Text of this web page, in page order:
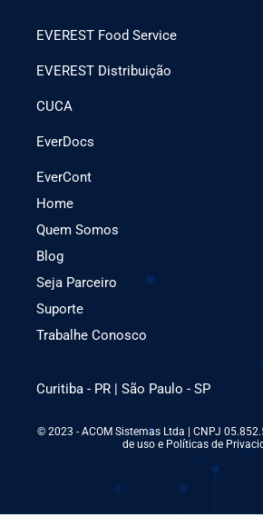
EVEREST Food Service
EVEREST Distribuição
CUCA
EverDocs
EverCont
Home
Quem Somos
Blog
Seja Parceiro
Suporte
Trabalhe Conosco
Curitiba - PR | São Paulo - SP
© 2023 - ACOM Sistemas Ltda | CNPJ
de uso e Políticas de